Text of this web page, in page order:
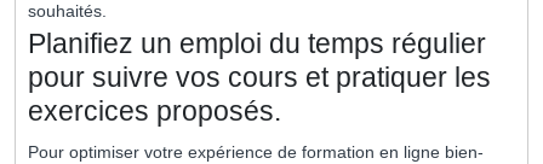
souhaités.
Planifiez un emploi du temps régulier
pour suivre vos cours et pratiquer les
exercices proposés.
Pour optimiser votre expérience de formation en ligne bien-